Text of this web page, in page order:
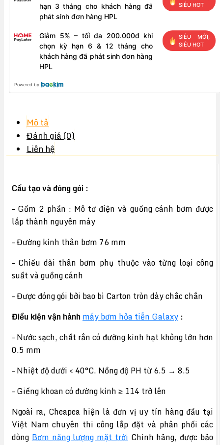
hạn 3 tháng cho khách hàng đã
phát sinh đơn hàng HPL
SIÊU HOT
Giảm 5% – tối đa 200.000đ khi
chọn kỳ hạn 6 & 12 tháng cho
khách hàng đã phát sinh đơn hàng
HPL
SIÊU MỚI,
SIÊU HOT
Powered by
Mô tả
Đánh giá (0)
Liên hệ
Cấu tạo và đóng gói :
– Gồm 2 phần : Mô tơ điện và guồng cánh bơm được
lắp thành nguyên máy
– Đường kính thân bơm 76 mm
– Chiều dài thân bơm phụ thuộc vào từng loại công
suất và guồng cánh
– Được đóng gói bởi bao bì Carton tròn dày chắc chắn
Điều kiện vận hànhmáy bơm hỏa tiễn Galaxy :
– Nước sạch, chất rắn có đường kính hạt không lớn hơn
0.5 mm
– Nhiệt độ dưới < 40°C. Nồng độ PH từ 6.5 → 8.5
– Giếng khoan có đường kính ≥ 114 trở lên
Ngoài ra, Cheapea hiện là đơn vị uy tín hàng đầu tại
Việt Nam chuyên thi công lắp đặt và phân phối các
dòngBơm năng lượng mặt trờiChính hãng, được bảo